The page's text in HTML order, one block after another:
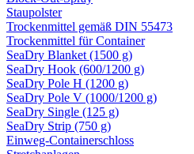
Staupolster
Trockenmittel gemäß DIN 55473
Trockenmittel für Container
SeaDry Blanket (1500 g)
SeaDry Hook (600/1200 g)
SeaDry Pole H (1200 g)
SeaDry Pole V (1000/1200 g)
SeaDry Single (125 g)
SeaDry Strip (750 g)
Einweg-Containerschloss